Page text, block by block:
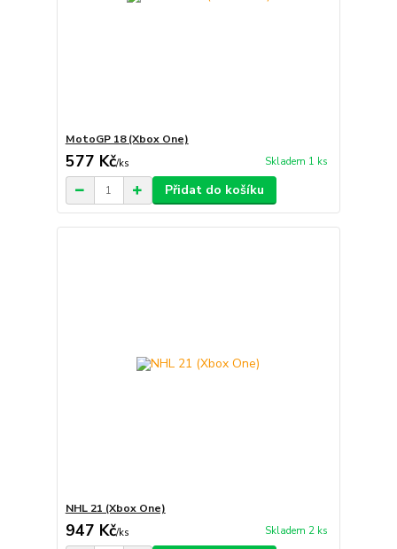
MotoGP 18 (Xbox One)
577 Kč/ks Skladem 1 ks
Přidat do košíku
NHL 21 (Xbox One)
947 Kč/ks Skladem 2 ks